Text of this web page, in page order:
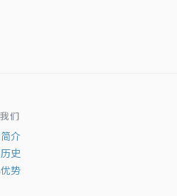
们
介
史
势